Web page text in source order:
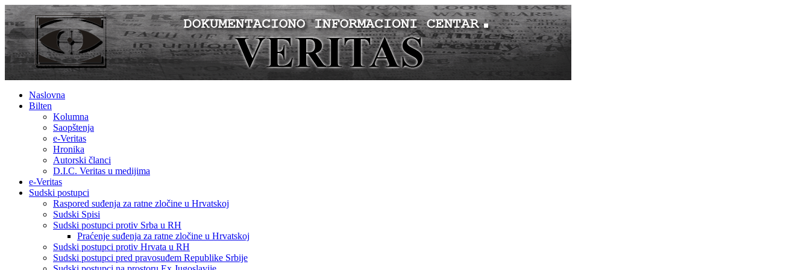
Naslovna
Bilten
Kolumna
Saopštenja
e-Veritas
Hronika
Autorski članci
D.I.C. Veritas u medijima
e-Veritas
Sudski postupci
Raspored suđenja za ratne zločine u Hrvatskoj
Sudski Spisi
Sudski postupci protiv Srba u RH
Praćenje suđenja za ratne zločine u Hrvatskoj
Sudski postupci protiv Hrvata u RH
Sudski postupci pred pravosuđem Republike Srbije